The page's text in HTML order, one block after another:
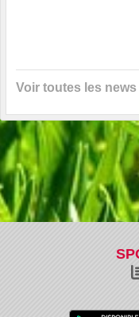
Voir toutes les news